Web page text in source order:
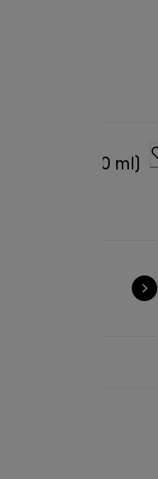
Aufsatz (500 ml)
ml) Weiß